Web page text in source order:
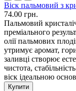
Віск пальмовий з
74.00 грн.
Пальмовий
преміального
олії пальмових
утримує аромат,
заливці створює
чистота,
віск ідеальною
Купити